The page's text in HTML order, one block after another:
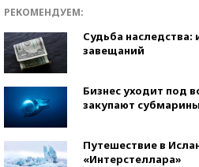
РЕКОМЕНДУЕМ:
Судьба
завещаний
Бизнес уходит под
закупают субмарины
Путешествие в
«Интерстеллара»